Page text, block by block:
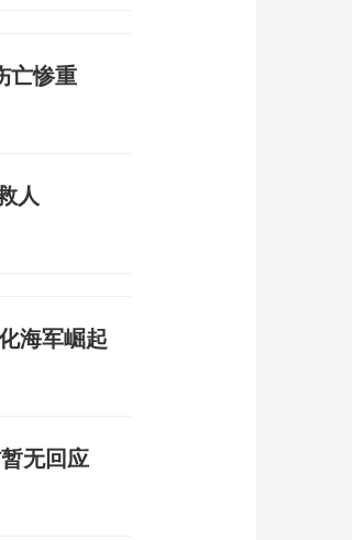
亡惨重
人
海军崛起
无回应